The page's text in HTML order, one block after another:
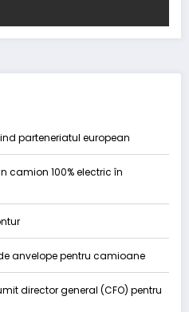
parteneriatul european
camion 100% electric în
anvelope pentru camioane
director general (CFO) pentru